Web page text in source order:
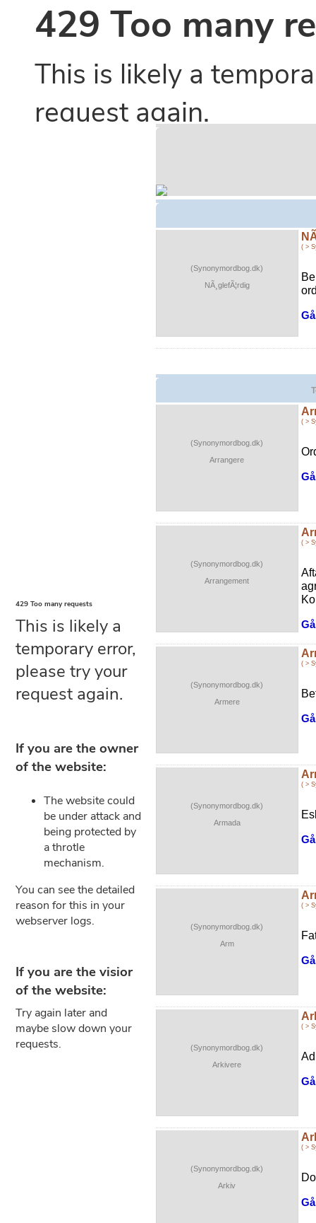
(Synonymordbog.dk)
NÃ¸glefÃ¦rdig
( >
(Synonymordbog.dk)
Arrangere
( >
(Synonymordbog.dk)
Arrangement
( >
(Synonymordbog.dk)
Armere
( >
(Synonymordbog.dk)
Armada
( >
(Synonymordbog.dk)
Arm
( >
(Synonymordbog.dk)
Arkivere
( >
(Synonymordbog.dk)
Arkiv
( >